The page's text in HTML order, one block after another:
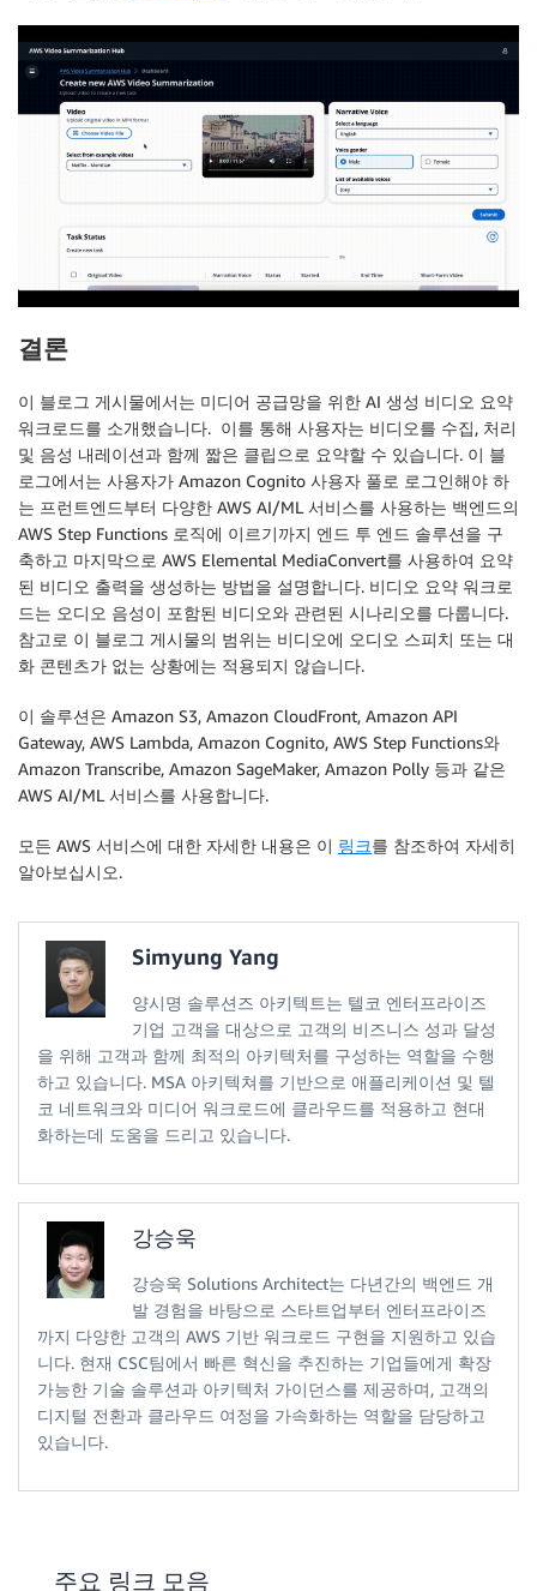
결론
이 블로그 게시물에서는 미디어 공급망을 위한 AI 생성 비디오 요약
워크로드를 소개했습니다. 이를 통해 사용자는 비디오를 수집, 처리
및 음성 내레이션과 함께 짧은 클립으로 요약할 수 있습니다. 이 블
로그에서는 사용자가 Amazon Cognito 사용자 풀로 로그인해야 하
는 프런트엔드부터 다양한 AWS AI/ML 서비스를 사용하는 백엔드의
AWS Step Functions 로직에 이르기까지 엔드 투 엔드 솔루션을 구
축하고 마지막으로 AWS Elemental MediaConvert를 사용하여 요약
된 비디오 출력을 생성하는 방법을 설명합니다. 비디오 요약 워크로
드는 오디오 음성이 포함된 비디오와 관련된 시나리오를 다룹니다.
참고로 이 블로그 게시물의 범위는 비디오에 오디오 스피치 또는 대
화 콘텐츠가 없는 상황에는 적용되지 않습니다.
이 솔루션은 Amazon S3, Amazon CloudFront, Amazon API
Gateway, AWS Lambda, Amazon Cognito, AWS Step Functions와
Amazon Transcribe, Amazon SageMaker, Amazon Polly 등과 같은
AWS AI/ML 서비스를 사용합니다.
모든 AWS 서비스에 대한 자세한 내용은 이 링크를 참조하여 자세히
알아보십시오.
Simyung Yang
양시명 솔루션즈 아키텍트는 텔코 엔터프라이즈
기업 고객을 대상으로 고객의 비즈니스 성과 달성
을 위해 고객과 함께 최적의 아키텍처를 구성하는 역할을 수행
하고 있습니다. MSA 아키텍쳐를 기반으로 애플리케이션 및 텔
코 네트워크와 미디어 워크로드에 클라우드를 적용하고 현대
화하는데 도움을 드리고 있습니다.
강승욱
강승욱 Solutions Architect는 다년간의 백엔드 개
발 경험을 바탕으로 스타트업부터 엔터프라이즈
까지 다양한 고객의 AWS 기반 워크로드 구현을 지원하고 있습
니다. 현재 CSC팀에서 빠른 혁신을 추진하는 기업들에게 확장
가능한 기술 솔루션과 아키텍처 가이던스를 제공하며, 고객의
디지털 전환과 클라우드 여정을 가속화하는 역할을 담당하고
있습니다.
주요 링크 모음